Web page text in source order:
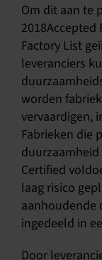
Om dit aan te
2018Accepted
Factory List
leveranciers
worden
vervaardigen,
Fabrieken die
duurzaamheid
Certified
laag risico
aanhoudende
ingedeeld in
Door